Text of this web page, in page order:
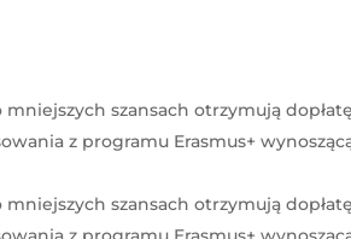
szansach otrzymują
z programu Erasmus+
szansach otrzymują